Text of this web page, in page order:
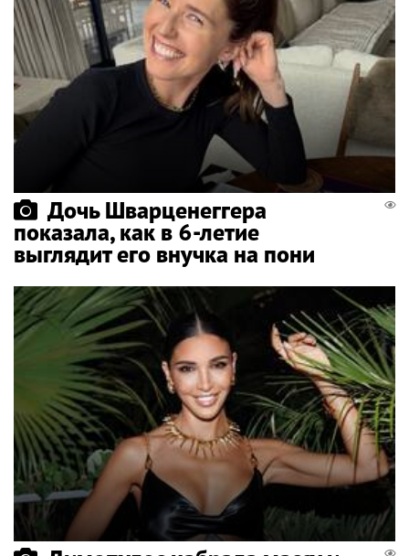
Дочь Шварценеггера
показала, как в 6-летие
выглядит его внучка на пони